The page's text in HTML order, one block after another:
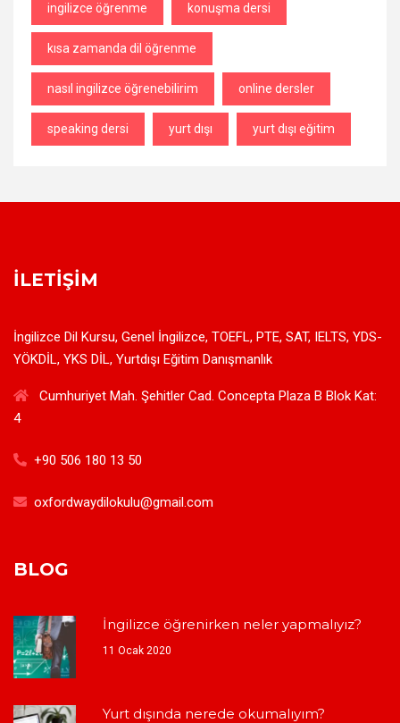
ingilizce öğrenme konuşma dersi
kısa zamanda dil öğrenme
nasıl ingilizce öğrenebilirim online dersler
speaking dersi yurt dışı yurt dışı eğitim
İLETIŞIM
İngilizce Dil Kursu, Genel İngilizce, TOEFL, PTE, SAT, IELTS, YDS-
YÖKDİL, YKS DİL, Yurtdışı Eğitim Danışmanlık
Cumhuriyet Mah. Şehitler Cad. Concepta Plaza B Blok Kat:
4
+90 506 180 13 50
oxfordwaydilokulu@gmail.com
BLOG
İngilizce öğrenirken neler yapmalıyız?
11 Ocak 2020
Yurt dışında nerede okumalıyım?